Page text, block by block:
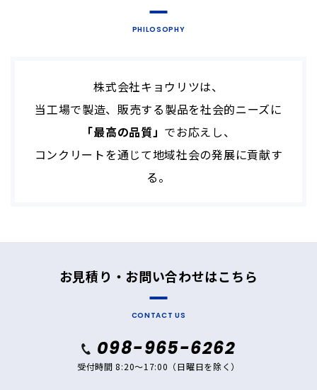
PHILOSOPHY
株式会社キョウリツは、
当工場で製造、販売する製品を社会的ニーズに
「最高の品質」 でお応えし、
コンクリートを通じて地域社会の発展に貢献す
る。
お見積り・お問い合わせはこちら
CONTACT US
098-965-6262
受付時間 8:20～17:00（日曜日を除く）